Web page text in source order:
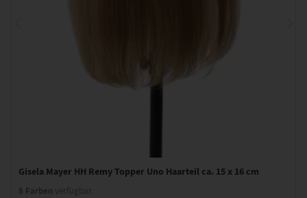
Gisela Mayer HH Remy Topper Uno Haarteil ca. 15 x 16 cm